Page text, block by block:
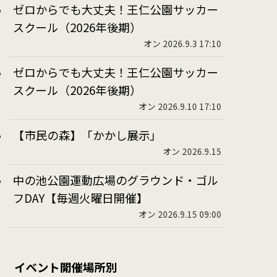
ゼロからでも大丈夫！王仁公園サッカー
スクール（2026年後期）
オン 2026.9.3 17:10
ゼロからでも大丈夫！王仁公園サッカー
スクール（2026年後期）
オン 2026.9.10 17:10
【市民の森】「かかし展示」
オン 2026.9.15
中の池公園運動広場のグラウンド・ゴル
フDAY【毎週火曜日開催】
オン 2026.9.15 09:00
イベント開催場所別